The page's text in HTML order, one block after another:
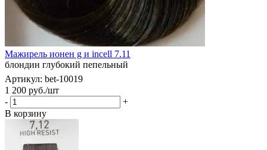
Мажирель ионен g и incell 7.11
блондин глубокий пепельный
Артикул: bet-10019
1 200 руб./шт
-
+
В корзину